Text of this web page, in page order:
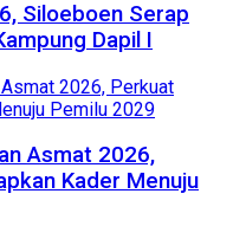
Siloeboen Serap
Dapil I
Asmat 2026,
Kader Menuju